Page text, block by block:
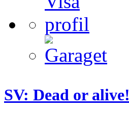
SV: Dead or alive!